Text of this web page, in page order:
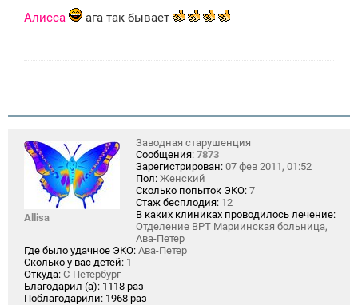
б
Алисса ага так бывает
Allisa
Заводная старушенция
Сообщения: 7873
Зарегистрирован: 07 фев 2011, 01:52
Пол: Женский
Сколько попыток ЭКО: 7
Стаж бесплодия: 12
В каких клиниках проводилось лечение:
Отделение ВРТ Мариинская больница,
Ава-Петер
Где было удачное ЭКО: Ава-Петер
Сколько у вас детей: 1
Откуда: С-Петербург
Благодарил (а): 1118 раз
Поблагодарили: 1968 раз